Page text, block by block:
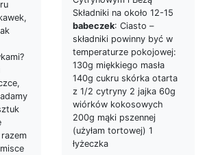
Składniki na około 12-15
babeczek: Ciasto –
składniki powinny być w
temperaturze pokojowej:
130g miękkiego masła
140g cukru skórka otarta
z 1/2 cytryny 2 jajka 60g
wiórków kokosowych
200g mąki pszennej
(użyłam tortowej) 1
łyżeczka